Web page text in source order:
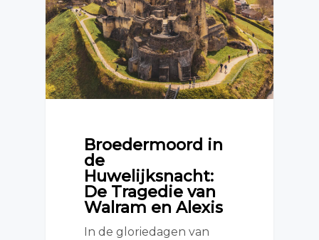
Broedermoord in
de
Huwelijksnacht:
De Tragedie van
Walram en Alexis
In de gloriedagen van